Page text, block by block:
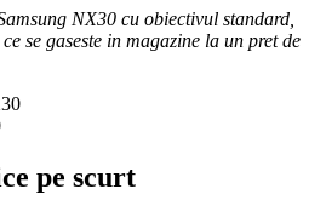
NX30 cu obiectivul standard,
se gaseste in magazine la un pret de
pe scurt